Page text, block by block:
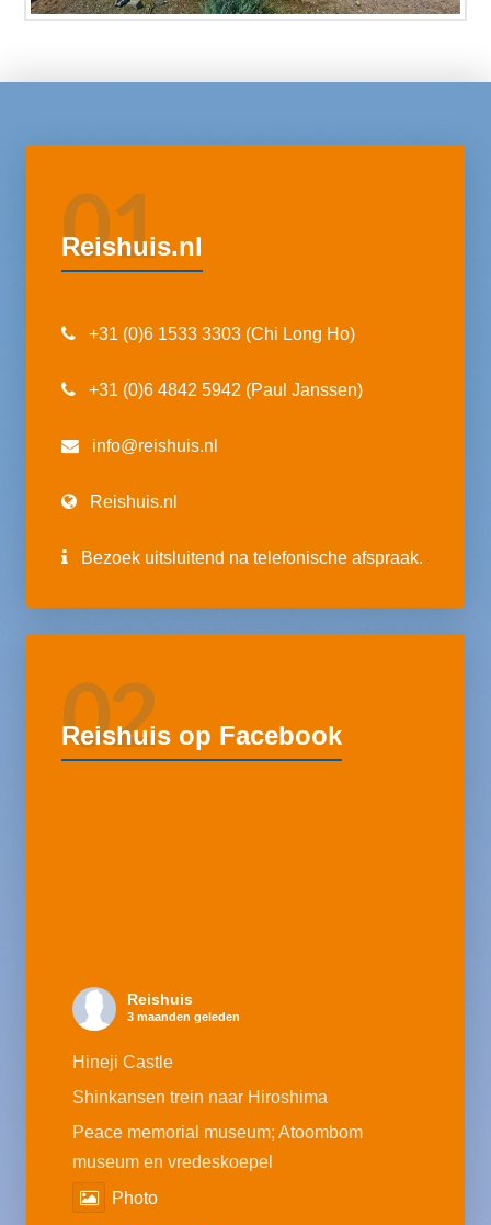
01
Reishuis.nl
+31 (0)6 1533 3303 (Chi Long Ho)
+31 (0)6 4842 5942 (Paul Janssen)
info@reishuis.nl
Reishuis.nl
Bezoek uitsluitend na telefonische afspraak.
02
Reishuis op Facebook
Reishuis
3 maanden geleden
Hineji Castle
Shinkansen trein naar Hiroshima
Peace memorial museum; Atoombom
museum en vredeskoepel
Photo